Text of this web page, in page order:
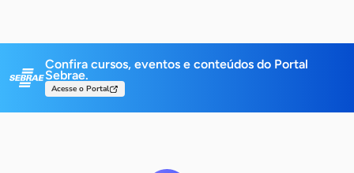
Confira cursos, eventos e conteúdos do Portal
Sebrae.
Acesse o Portal